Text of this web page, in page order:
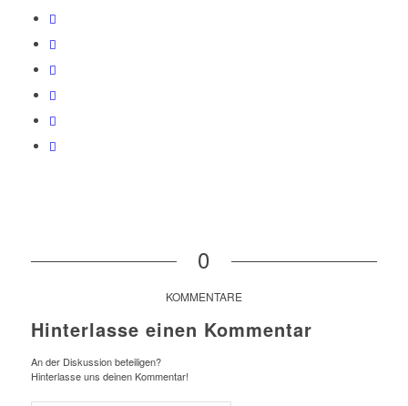
0
KOMMENTARE
Hinterlasse einen Kommentar
An der Diskussion beteiligen?
Hinterlasse uns deinen Kommentar!